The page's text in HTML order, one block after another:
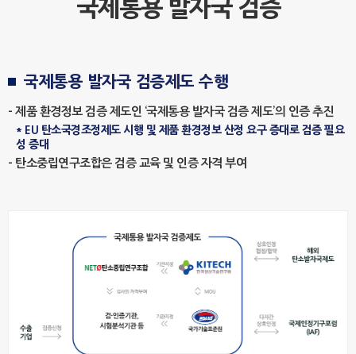
국제통용 발자국 검증
국제통용 발자국 검증제도 수행
- 제품 환경정보 검증 제도인 ‘국제통용 발자국 검증 제도’의 인증 추진
* EU 탄소국경조정제도 시행 및 제품 환경정보 산정 요구 증대로 검증 필요
성 증대
- 탄소중립연구조합은 검증 교육 및 인증 자격 부여